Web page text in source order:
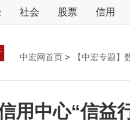
社会 股票 信用
中宏网首页 > 【中宏专题
用中心“信益